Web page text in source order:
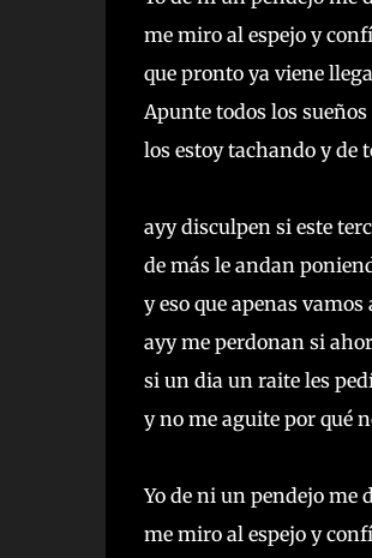
me miro al espejo y
que pronto ya viene
Apunte todos los
los estoy tachando y de
ayy disculpen si este
de más le andan
y eso que apenas
ayy me perdonan si
si un dia un raite les
y no me aguite por qué
Yo de ni un pendejo me
me miro al espejo y